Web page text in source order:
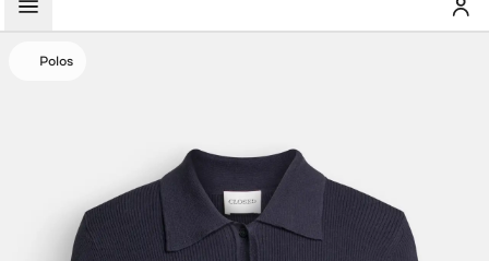
Menü
Polos